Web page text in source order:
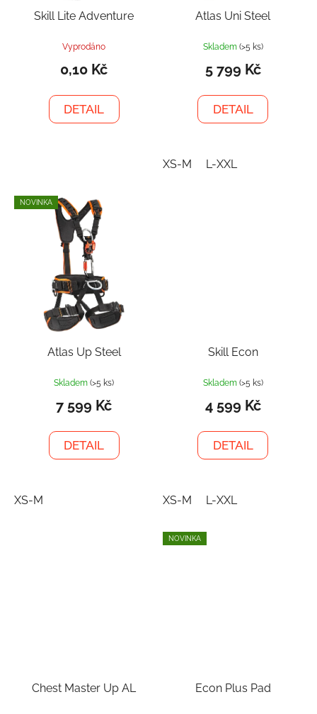
Skill Lite Adventure
Vyprodáno
0,10 Kč
DETAIL
Atlas Uni Steel
Skladem (>5 ks)
5 799 Kč
DETAIL
XS-M L-XXL
NOVINKA
Atlas Up Steel
Skladem(>5 ks)
7 599 Kč
DETAIL
XS-M
Skill Econ
Skladem (>5 ks)
4 599 Kč
DETAIL
XS-M L-XXL
Chest Master Up AL
NOVINKA
Econ Plus Pad